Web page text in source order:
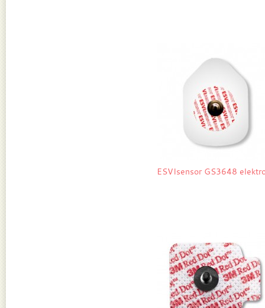
ESVIsensor GS3648